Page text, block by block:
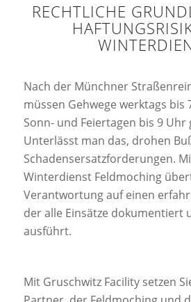
RECHTLICHE
Nach der Münchner
müssen Gehwege werktags bis
Sonn- und Feiertagen bis 9 Uhr
Unterlässt man das, drohen
Schadensersatzforderungen.
Winterdienst Feldmoching
Verantwortung auf einen
der alle Einsätze dokumentiert
ausführt.
Mit Gruschwitz Facility setzen